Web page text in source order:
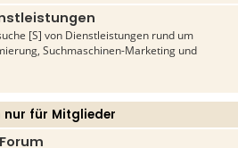
[S] von Dienstleistungen rund um
Suchmaschinen-Marketing und
nur für Mitglieder